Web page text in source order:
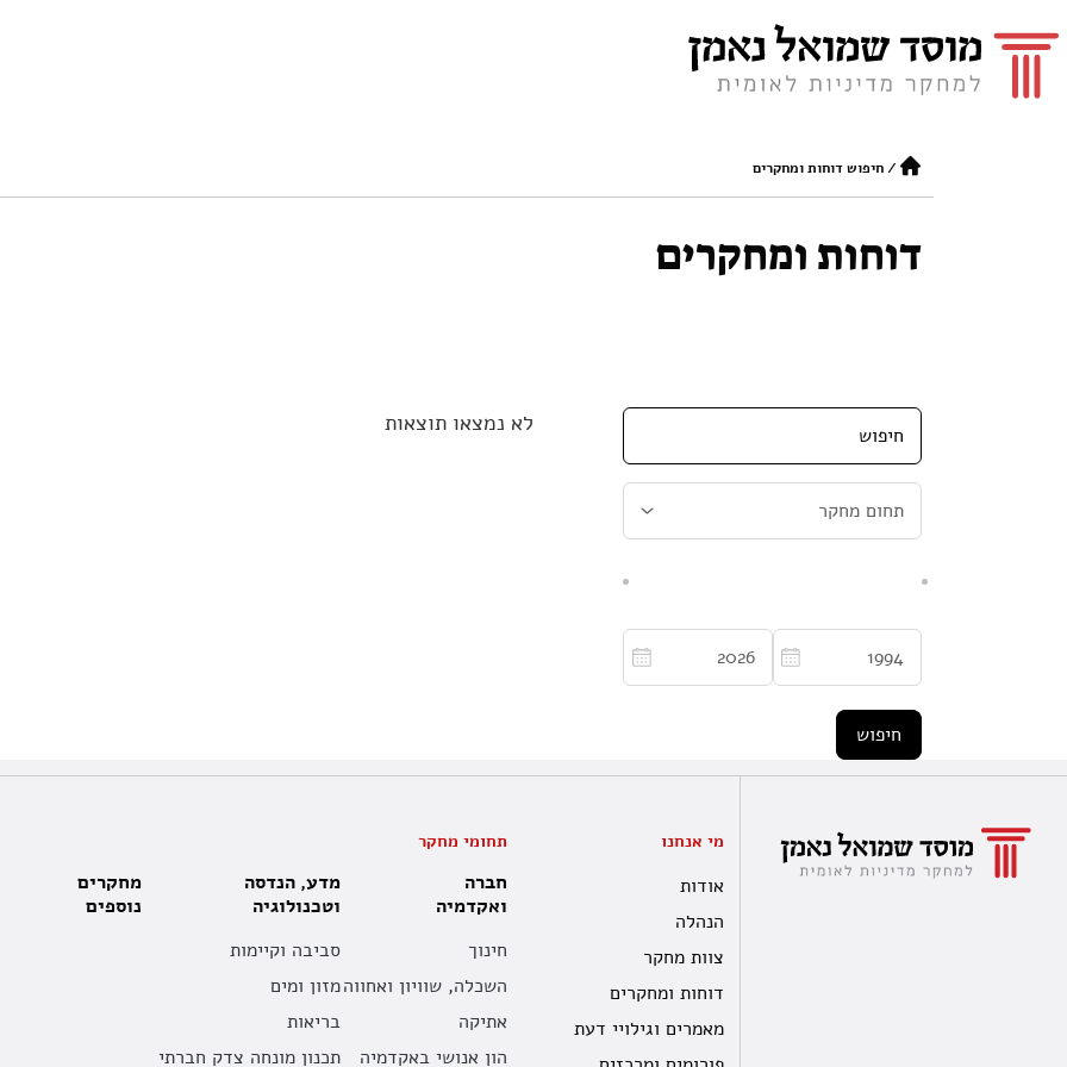
/חיפוש דוחות ומחקרים
דוחות ומחקרים
לא נמצאו תוצאות
מי אנחנו
אודות
הנהלה
צוות מחקר
דוחות ומחקרים
מאמרים וגילויי דעת
תחומי מחקר
חברה
ואקדמיה
חינוך
השכלה, שוויון ואחווה
אתיקה
הון אנושי באקדמיה
מדע, הנדסה
וטכנולוגיה
סביבה וקיימות
מזון ומים
בריאות
תכנון מונחה צדק חברתי
מחקרים
נוספים